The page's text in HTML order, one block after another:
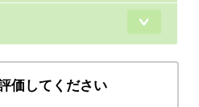
価してください